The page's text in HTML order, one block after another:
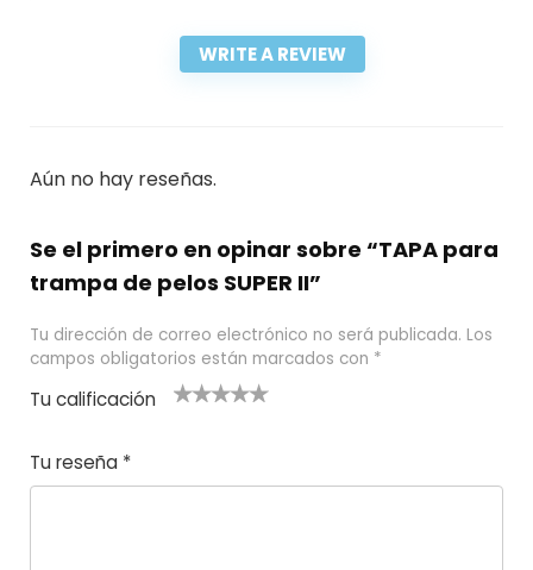
WRITE A REVIEW
Aún no hay reseñas.
Se el primero en opinar sobre “TAPA para
trampa de pelos SUPER II”
Tu dirección de correo electrónico no será publicada. Los
campos obligatorios están marcados con *
Tu calificación
e
5
las
s
Tu reseña *